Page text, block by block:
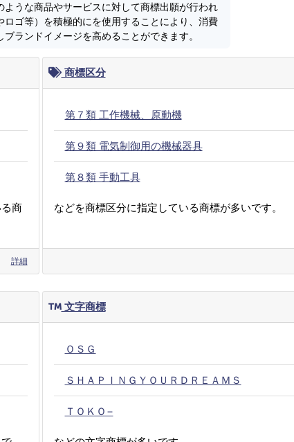
ような商品やサービスに対して商標出願が行われ
ゴ等）を積極的にを使用することにより、消費
ランドイメージを高めることができます。
商
詳細
商標区分
第７類 工作機械、原動機
第９類 電気制御用の機械器具
第８類 手動工具
などを商標区分に指定している商標が多いです。
文字商標
ＯＳＧ
ＳＨＡＰＩＮＧＹＯＵＲＤＲＥＡＭＳ
ＴＯＫＯ−